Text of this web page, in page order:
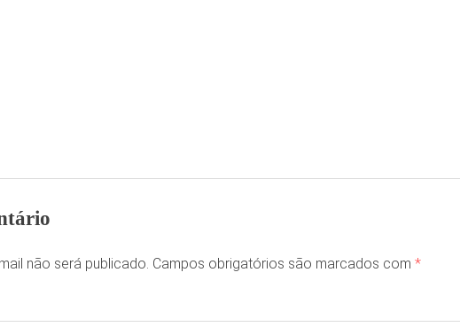
não será publicado. Campos obrigatórios são marcados com *